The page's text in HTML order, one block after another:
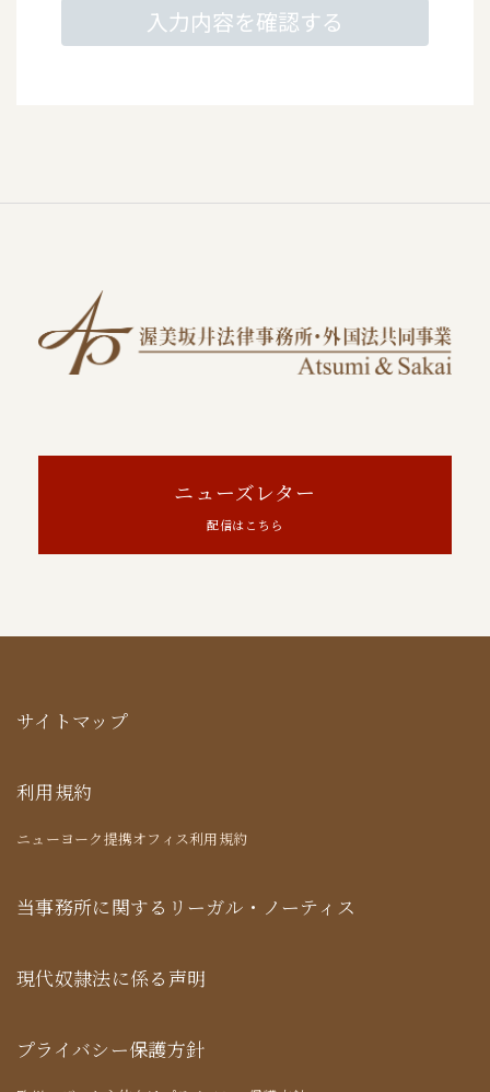
ニューズレター
配信はこちら
サイトマップ
利用規約
ニューヨーク提携オフィス利用規約
当事務所に関するリーガル・ノーティス
現代奴隷法に係る声明
プライバシー保護方針